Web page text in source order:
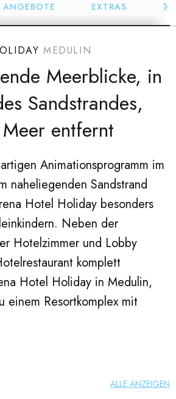
ANGEBOTE EXTRAS
MEDULIN
Meerblicke, in
Sandstrandes,
entfernt
Animationsprogramm im
naheliegenden Sandstrand
Hotel Holiday besonders
Neben der
Hotelzimmer und Lobby
komplett
Hotel Holiday in Medulin,
einem Resortkomplex mit
ALLE ANZEIGEN